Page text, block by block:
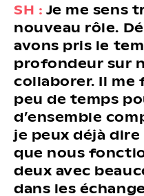
SH : Je me sens
nouveau rôle.
avons pris le
profondeur sur
collaborer. Il me
peu de temps
d’ensemble
je peux déjà
que nous
deux avec
dans les